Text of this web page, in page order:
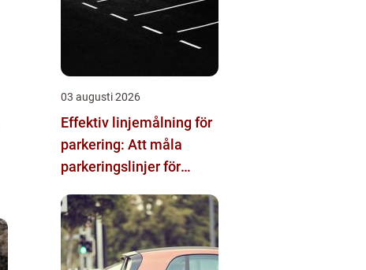
03 augusti 2026
Effektiv linjemålning för
parkering: Att måla
parkeringslinjer för
parkeringsytor